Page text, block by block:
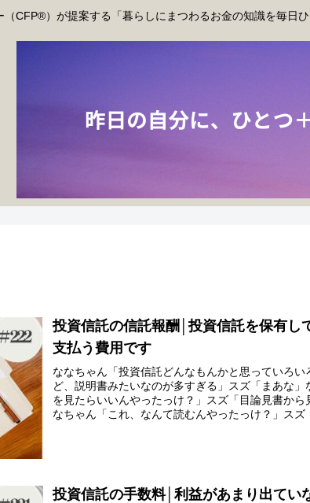
CFP®）が提案する「暮らしにまつわるお金の知識を毎日
投資信託の信託報酬│投資信託を保有し
支払う費用です
ななちゃん「投資信託どんなもんかと思っていろい
ど、説明書みたいなのが多すぎる」スズ「まあな」
を見たらいいんやったっけ？」スズ「目論見書から
なちゃん「これ、なんて読むんやったっけ？」スズ
投資信託の手数料│利益があまり出てい